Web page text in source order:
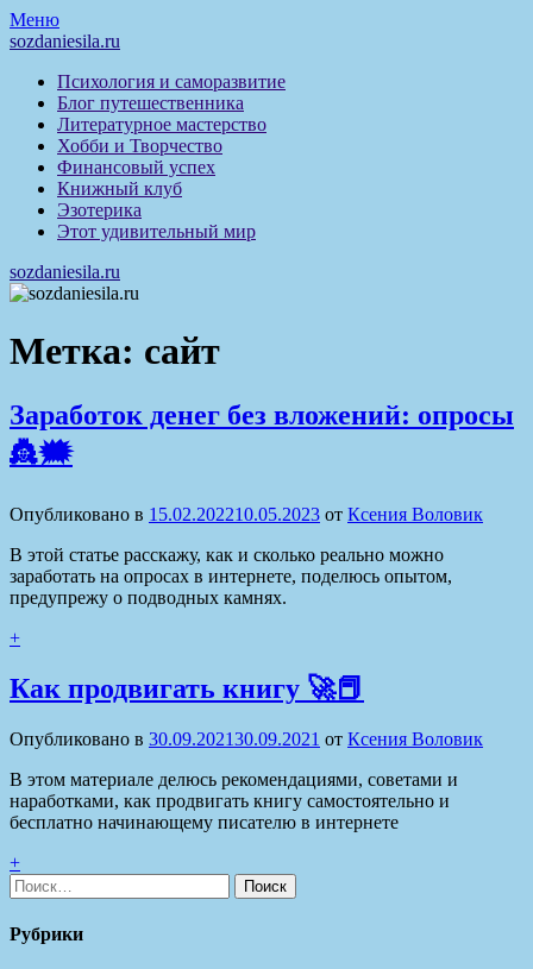
Перейти
к
Меню
sozdaniesila.ru
Психология и саморазвитие
Блог путешественника
Литературное мастерство
Хобби и Творчество
Финансовый успех
Книжный клуб
Эзотерика
Этот удивительный мир
sozdaniesila.ru
Метка: сайт
Заработок денег без вложений: опросы
👸🗯
Опубликовано в 15.02.202210.05.2023 от Ксения Воловик
В этой статье расскажу, как и сколько реально можно
заработать на опросах в интернете, поделюсь опытом,
предупрежу о подводных камнях.
+
Как продвигать книгу 🚀📕
Опубликовано в 30.09.202130.09.2021 от Ксения Воловик
В этом материале делюсь рекомендациями, советами и
наработками, как продвигать книгу самостоятельно и
бесплатно начинающему писателю в интернете
+
Найти:
Рубрики